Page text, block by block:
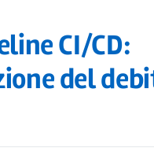
CI/CD:
del